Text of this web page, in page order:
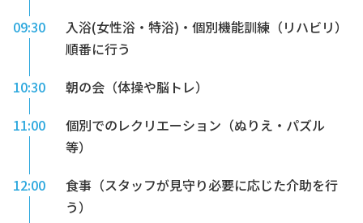
09:30
入浴(女性浴・特浴)・個別機能訓練（リハビリ）
順番に行う
10:30
朝の会（体操や脳トレ）
11:00
個別でのレクリエーション（ぬりえ・パズル
等）
12:00
食事（スタッフが見守り必要に応じた介助を行
う）